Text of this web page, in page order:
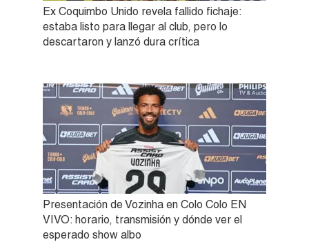
Ex Coquimbo Unido revela fallido fichaje:
estaba listo para llegar al club, pero lo
descartaron y lanzó dura crítica
Presentación de Vozinha en Colo Colo EN
VIVO: horario, transmisión y dónde ver el
esperado show albo